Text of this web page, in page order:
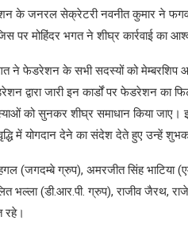
के जनरल सेक्रेटरी नवनीत कुमार ने
पर मोहिंदर भगत ने शीघ्र कार्रवाई का
ने फेडरेशन के सभी सदस्यों को मेम्बरशिप
द्वारा जारी इन कार्डों पर फेडरेशन का
को सुनकर शीघ्र समाधान किया जाए।
में योगदान देने का संदेश देते हुए उन्हें
(जगदम्बे ग्रुप), अमरजीत सिंह भाटिया
भल्ला (डी.आर.पी. ग्रुप), राजीव जैरथ,
रहे।